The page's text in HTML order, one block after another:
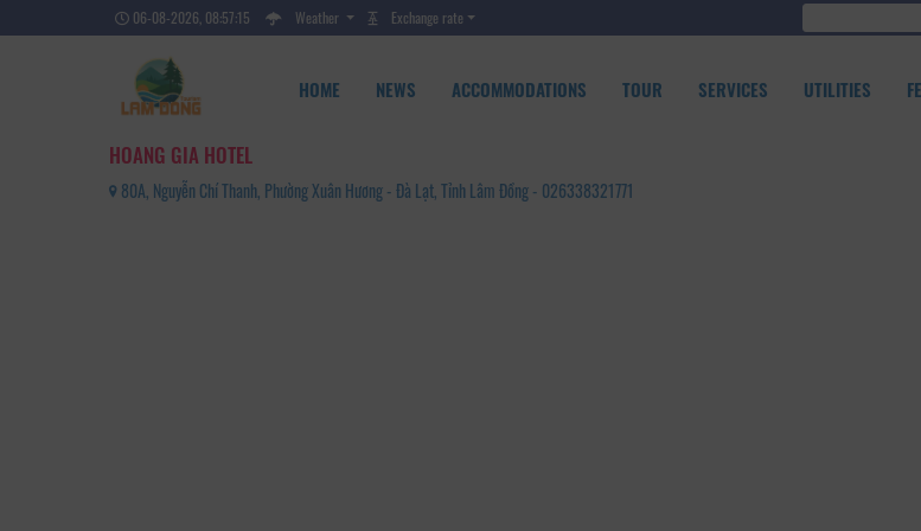
06-08-2026, 08:57:15 Weather Exchange rate
HOME NEWS ACCOMMODATIONS TOUR SERVICES UTILITIES
HOANG GIA HOTEL
80A, Nguyễn Chí Thanh, Phường Xuân Hương - Đà Lạt, Tỉnh Lâm Đồng - 026338321771